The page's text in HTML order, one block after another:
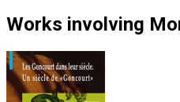
Works involving